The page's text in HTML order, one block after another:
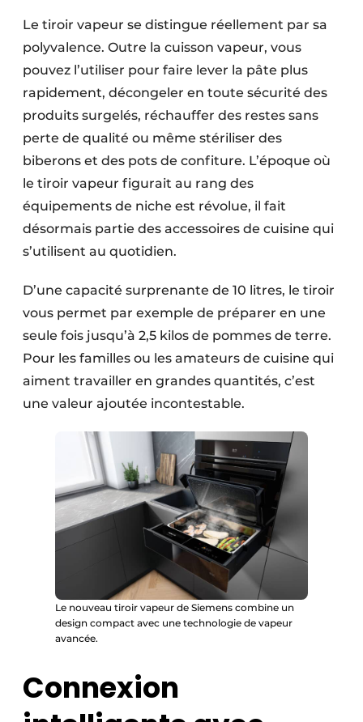
Le tiroir vapeur se distingue réellement par sa
polyvalence. Outre la cuisson vapeur, vous
pouvez l’utiliser pour faire lever la pâte plus
rapidement, décongeler en toute sécurité des
produits surgelés, réchauffer des restes sans
perte de qualité ou même stériliser des
biberons et des pots de confiture. L’époque où
le tiroir vapeur figurait au rang des
équipements de niche est révolue, il fait
désormais partie des accessoires de cuisine qui
s’utilisent au quotidien.
D’une capacité surprenante de 10 litres, le tiroir
vous permet par exemple de préparer en une
seule fois jusqu’à 2,5 kilos de pommes de terre.
Pour les familles ou les amateurs de cuisine qui
aiment travailler en grandes quantités, c’est
une valeur ajoutée incontestable.
Le nouveau tiroir vapeur de Siemens combine un
design compact avec une technologie de vapeur
avancée.
Connexion